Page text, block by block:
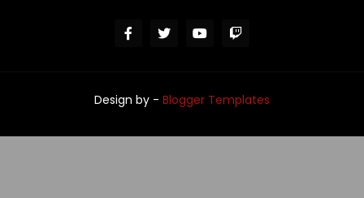
Design by - Blogger Templates